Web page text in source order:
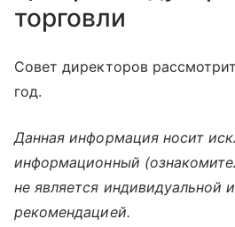
торговли
Совет директоров
год.
Данная информация носит
информационный
не является индивидуальной
рекомендацией.